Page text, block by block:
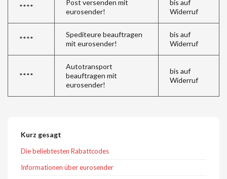
****
Post versenden mit
eurosender!
bis auf
Widerruf
****
Spediteure beauftragen
mit eurosender!
bis auf
Widerruf
****
Autotransport
beauftragen mit
eurosender!
bis auf
Widerruf
Kurz gesagt
Die beliebtesten Rabattcodes
Informationen über eurosender